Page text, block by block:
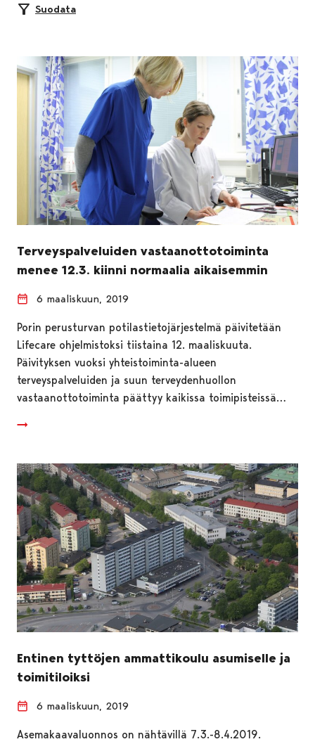
Suodata
Terveyspalveluiden vastaanottotoiminta
menee 12.3. kiinni normaalia aikaisemmin
6 maaliskuun, 2019
Porin perusturvan potilastietojärjestelmä päivitetään
Lifecare ohjelmistoksi tiistaina 12. maaliskuuta.
Päivityksen vuoksi yhteistoiminta-alueen
terveyspalveluiden ja suun terveydenhuollon
vastaanottotoiminta päättyy kaikissa toimipisteissä…
Entinen tyttöjen ammattikoulu asumiselle ja
toimitiloiksi
6 maaliskuun, 2019
Asemakaavaluonnos on nähtävillä 7.3.-8.4.2019.